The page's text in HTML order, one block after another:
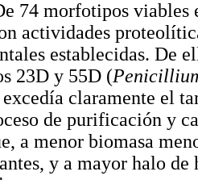
74 morfotipos viables
actividades
establecidas. De
23D y 55D (
claramente el
de purificación y
a menor biomasa
y a mayor halo